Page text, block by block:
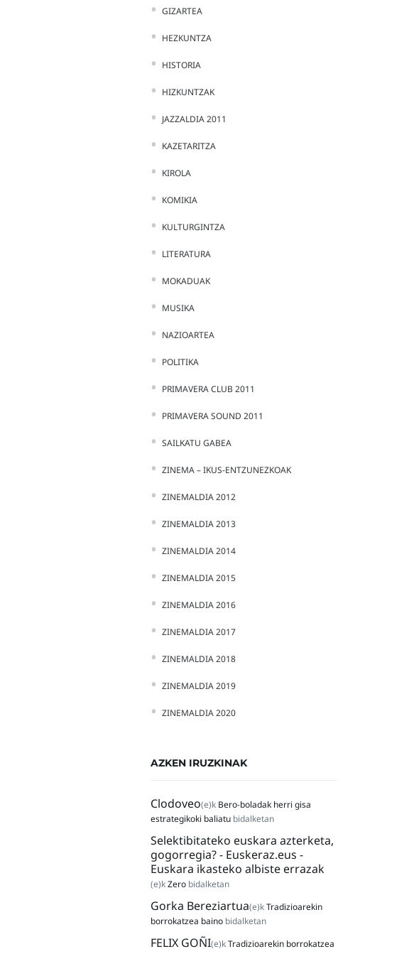
GIZARTEA
HEZKUNTZA
HISTORIA
HIZKUNTZAK
JAZZALDIA 2011
KAZETARITZA
KIROLA
KOMIKIA
KULTURGINTZA
LITERATURA
MOKADUAK
MUSIKA
NAZIOARTEA
POLITIKA
PRIMAVERA CLUB 2011
PRIMAVERA SOUND 2011
SAILKATU GABEA
ZINEMA – IKUS-ENTZUNEZKOAK
ZINEMALDIA 2012
ZINEMALDIA 2013
ZINEMALDIA 2014
ZINEMALDIA 2015
ZINEMALDIA 2016
ZINEMALDIA 2017
ZINEMALDIA 2018
ZINEMALDIA 2019
ZINEMALDIA 2020
AZKEN IRUZKINAK
Clodoveo(e)k Bero-boladak herri gisa
estrategikoki baliatubidalketan
Selektibitateko euskara azterketa,
gogorregia? - Euskeraz.eus -
Euskara ikasteko albiste errazak
(e)kZerobidalketan
Gorka Bereziartua(e)kTradizioarekin
borrokatzea bainobidalketan
FELIX GOÑI(e)kTradizioarekin borrokatzea